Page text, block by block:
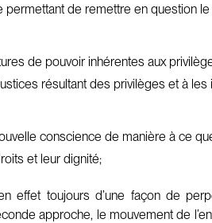
de remettre en question
de pouvoir inhérentes aux
résultant des privilèges et à
conscience de manière à ce
et leur dignité;
effet toujours d’une façon de
approche, le mouvement de